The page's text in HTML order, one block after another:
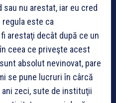
nu arestat, iar eu cred
este ca
arestaţi decât după ce un
ceea ce priveşte acest
absolut nevinovat, pare
se pune lucruri în cârcă
zeci, sute de instituţii